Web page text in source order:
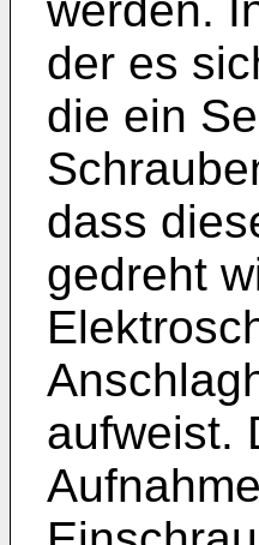
der es
die ein
dass
gedreht
aufweist.